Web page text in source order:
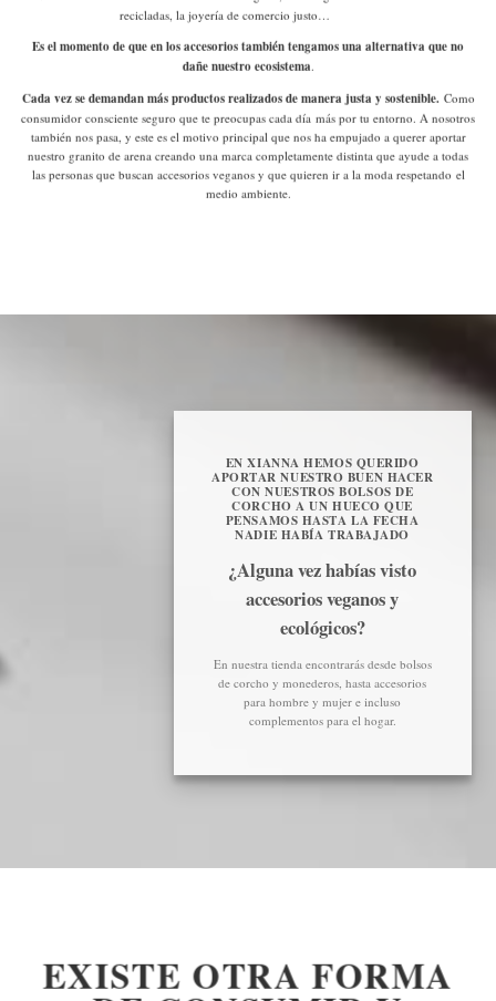
recicladas, la joyería de comercio justo…
Es el momento de que en los accesorios también tengamos una alternativa que no
dañe nuestro ecosistema.
Cada vez se demandan más productos realizados de manera justa y sostenible. Como
consumidor consciente seguro que te preocupas cada día más por tu entorno. A nosotros
también nos pasa, y este es el motivo principal que nos ha empujado a querer aportar
nuestro granito de arena creando una marca completamente distinta que ayude a todas
las personas que buscan accesorios veganos y que quieren ir a la moda respetando el
medio ambiente.
EN XIANNA HEMOS QUERIDO
APORTAR NUESTRO BUEN HACER
CON NUESTROS BOLSOS DE
CORCHO A UN HUECO QUE
PENSAMOS HASTA LA FECHA
NADIE HABÍA TRABAJADO
¿Alguna vez habías visto
accesorios veganos y
ecológicos?
En nuestra tienda encontrarás desde bolsos
de corcho y monederos, hasta accesorios
para hombre y mujer e incluso
complementos para el hogar.
EXISTE OTRA FORMA